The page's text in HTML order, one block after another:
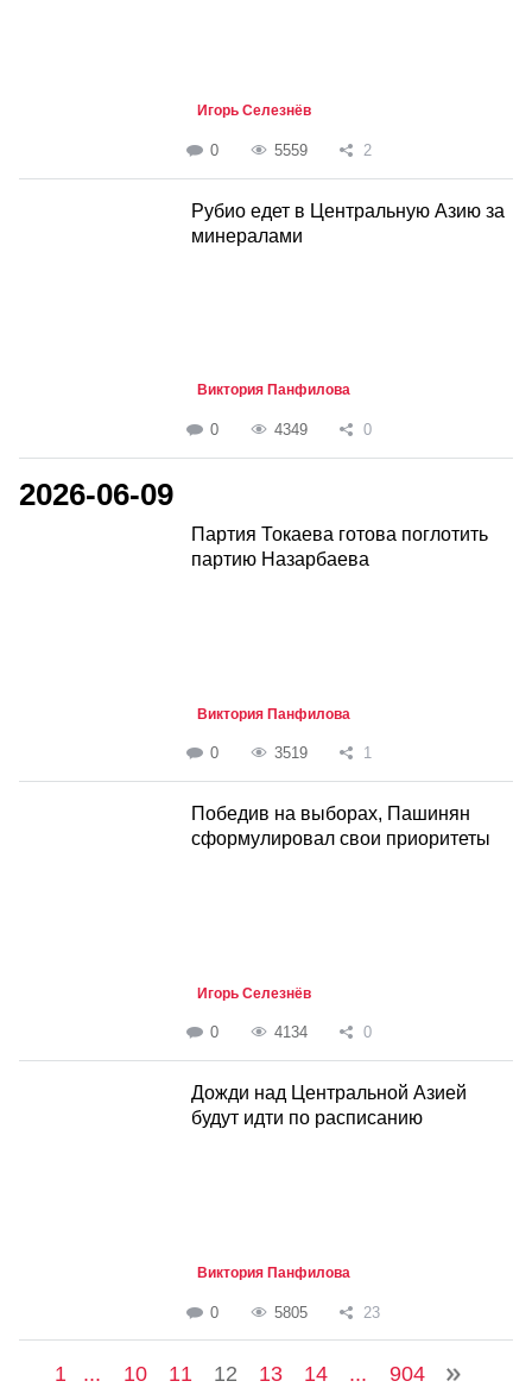
Игорь Селезнёв
0 5559 2
Рубио едет в Центральную Азию за
минералами
Виктория Панфилова
0 4349 0
2026-06-09
Партия Токаева готова поглотить
партию Назарбаева
Виктория Панфилова
0 3519 1
Победив на выборах, Пашинян
сформулировал свои приоритеты
Игорь Селезнёв
0 4134 0
Дожди над Центральной Азией
будут идти по расписанию
Виктория Панфилова
0 5805 23
1 ... 10 11 12 13 14 ... 904